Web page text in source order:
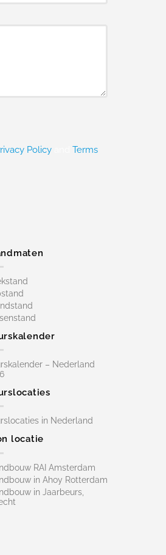
Policy
Terms
– Nederland
in Nederland
locatie
RAI Amsterdam
in Ahoy Rotterdam
in Jaarbeurs,